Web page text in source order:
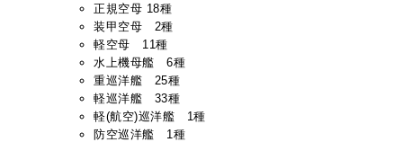
正規空母 18種
装甲空母 2種
軽空母 11種
水上機母艦 6種
重巡洋艦 25種
軽巡洋艦 33種
軽(航空)巡洋艦 1種
防空巡洋艦 1種